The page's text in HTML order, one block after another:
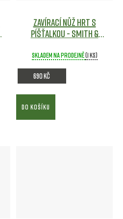
Zavírací nůž HRT s
píšťalkou - Smith &
Skladem na prodejně(1 ks)
690 Kč
DO KOŠÍKU